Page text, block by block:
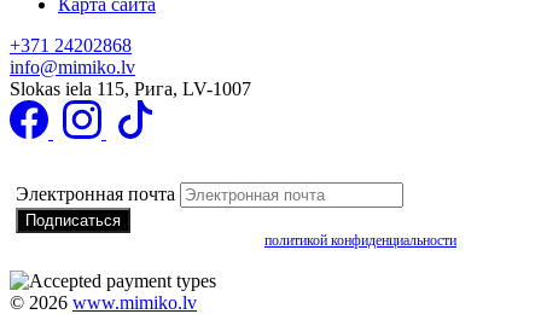
+371 24202868
info@mimiko.lv
Slokas iela 115, Рига, LV-1007
Электронная почта
политикой конфиденциальности
© 2026 www.mimiko.lv